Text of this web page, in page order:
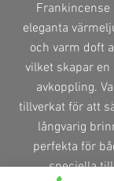
Frankincense
eleganta
och varm doft
vilket skapar
avkoppling.
tillverkat för att
långvarig
perfekta för
speciella